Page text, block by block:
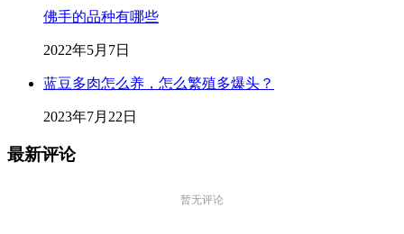
佛手的品种有哪些
2022年5月7日
蓝豆多肉怎么养，怎么繁殖多爆头？
2023年7月22日
最新评论
暂无评论